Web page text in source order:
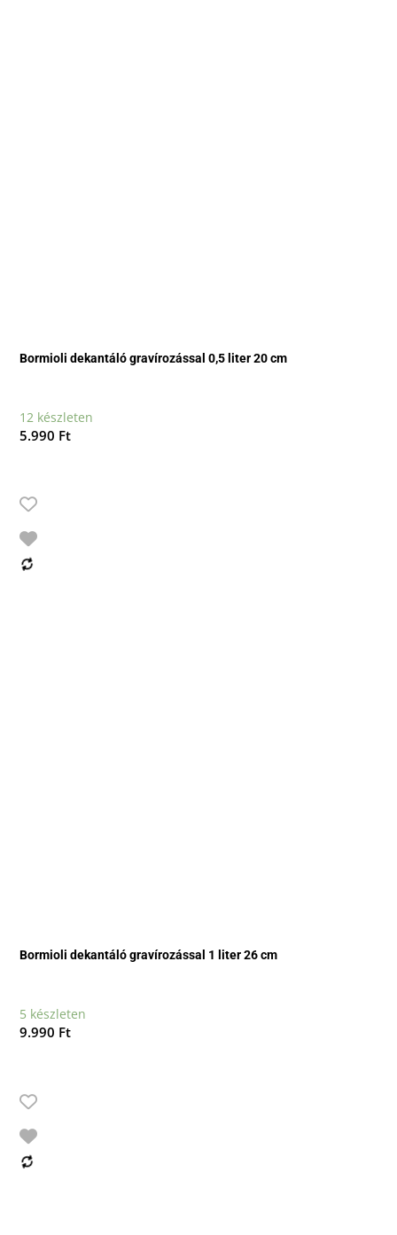
Bormioli dekantáló gravírozással 0,5 liter 20 cm
12 készleten
5.990 Ft
Bormioli dekantáló gravírozással 1 liter 26 cm
5 készleten
9.990 Ft